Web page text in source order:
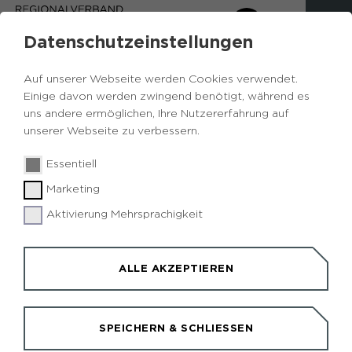
EINKEHREN UND
ÜBERNACHTEN
Datenschutzeinstellungen
Auf unserer Webseite werden Cookies verwendet.
Einige davon werden zwingend benötigt, während es
uns andere ermöglichen, Ihre Nutzererfahrung auf
unserer Webseite zu verbessern.
Essentiell
Marketing
Aktivierung Mehrsprachigkeit
ALLE AKZEPTIEREN
SPEICHERN & SCHLIESSEN